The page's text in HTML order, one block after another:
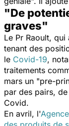
"De
graves"
Le Pr Raoult,
tenant des
le Covid-19,
traitements
mars un "pre-
par des pairs,
Covid.
En avril, l'